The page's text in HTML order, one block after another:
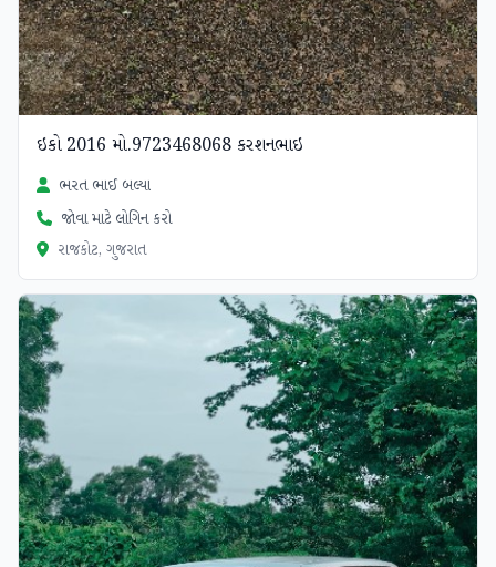
ઇકો 2016 મો.9723468068 કરશનભાઇ
ભરત ભાઈ બલ્યા
જોવા માટે લોગિન કરો
રાજકોટ, ગુજરાત
ચકાસાયેલ